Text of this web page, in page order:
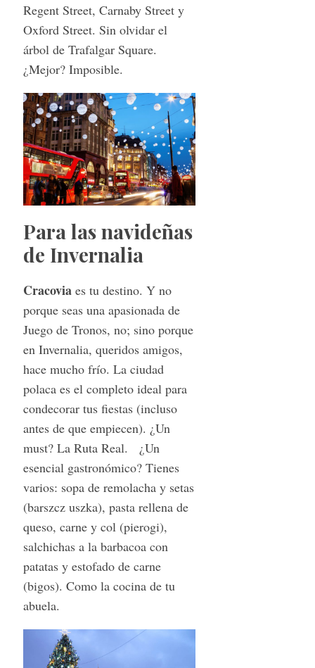
Regent Street, Carnaby Street y
Oxford Street. Sin olvidar el
árbol de Trafalgar Square.
¿Mejor? Imposible.
Para las navideñas
de Invernalia
Cracoviaes tu destino. Y no
porque seas una apasionada de
Juego de Tronos, no; sino porque
en Invernalia, queridos amigos,
hace mucho frío. La ciudad
polaca es el completo ideal para
condecorar tus fiestas (incluso
antes de que empiecen). ¿Un
must? La Ruta Real. ¿Un
esencial gastronómico? Tienes
varios: sopa de remolacha y setas
(barszcz uszka), pasta rellena de
queso, carne y col (pierogi),
salchichas a la barbacoa con
patatas y estofado de carne
(bigos). Como la cocina de tu
abuela.